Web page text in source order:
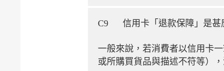
C9 信用卡「退款保障」是甚
一般來說，若消費者以信用卡
或所購買貨品與描述不符等）